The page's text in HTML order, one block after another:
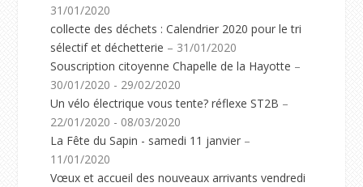
31/01/2020
collecte des déchets : Calendrier 2020 pour le tri
sélectif et déchetterie – 31/01/2020
Souscription citoyenne Chapelle de la Hayotte –
30/01/2020 - 29/02/2020
Un vélo électrique vous tente? réflexe ST2B –
22/01/2020 - 08/03/2020
La Fête du Sapin - samedi 11 janvier –
11/01/2020
Vœux et accueil des nouveaux arrivants vendredi